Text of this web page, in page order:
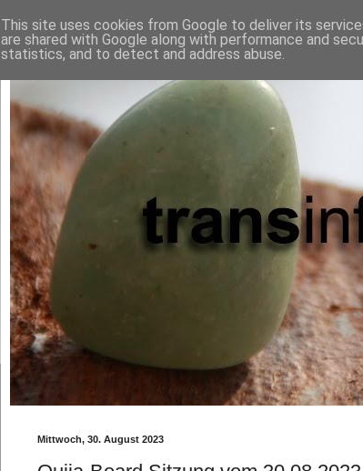
Mittwoch, 30. August 2023
This site uses cookies from Google to deliver its
are shared with Google along with performance and
statistics, and to detect and address abuse.